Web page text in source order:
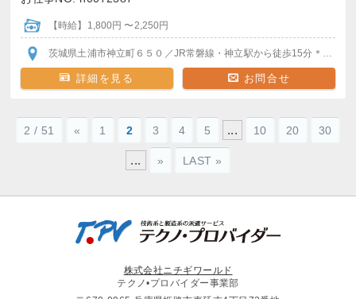
【時給】1,800円 〜2,250円
茨城県土浦市神立町６５０ ／JR常磐線・神立駅から徒歩15分 ＊車・バイク・自転車通勤OK
詳細を見る お問合せ
2 / 51 « 1 2 3 4 5 ... 10 20 30
... » LAST »
株式会社ニチギワールド
テクノ•プロバイダー事業部